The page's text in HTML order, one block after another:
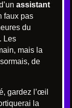
assistant
faux pas
du
Les
mais la
de
gardez l’œil
la